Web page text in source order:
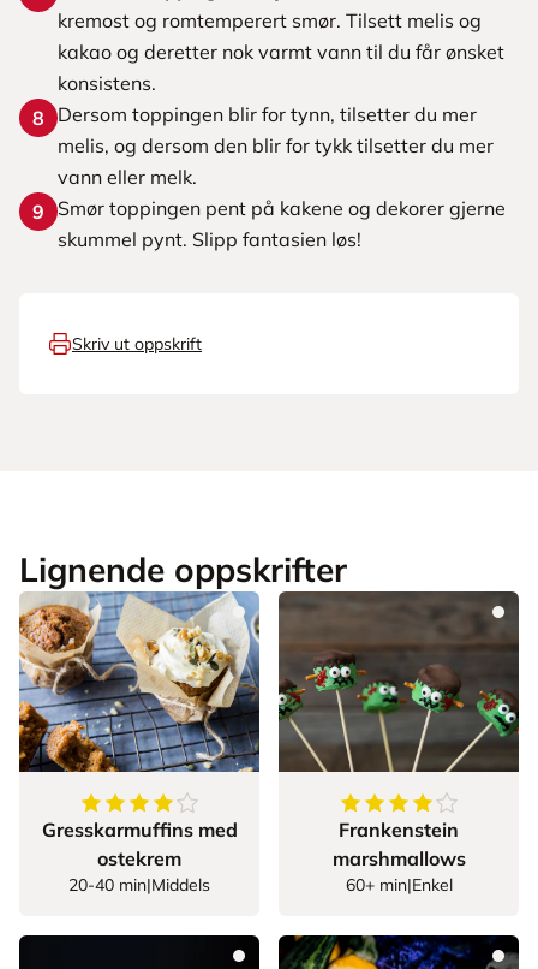
kremost og romtemperert smør. Tilsett melis og
kakao og deretter nok varmt vann til du får ønsket
konsistens.
8
Dersom toppingen blir for tynn, tilsetter du mer
melis, og dersom den blir for tykk tilsetter du mer
vann eller melk.
9
Smør toppingen pent på kakene og dekorer gjerne
skummel pynt. Slipp fantasien løs!
Skriv ut oppskrift
Lignende oppskrifter
4.142857142857143
stjerner
Gresskarmuffins med
ostekrem
20-40 min|Middels
4.428571428571429
Frankenstein
marshmallows
60+ min|Enkel